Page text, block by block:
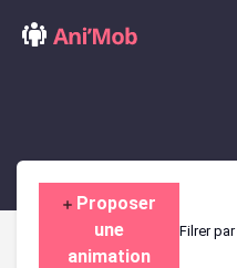
Proposer
une
animation
Filrer par